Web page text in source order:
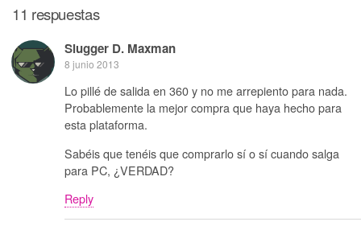
11 respuestas
Slugger D. Maxman
8 junio 2013
Lo pillé de salida en 360 y no me arrepiento para nada.
Probablemente la mejor compra que haya hecho para
esta plataforma.
Sabéis que tenéis que comprarlo sí o sí cuando salga
para PC, ¿VERDAD?
Reply